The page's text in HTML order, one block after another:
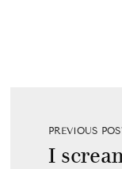
PREVIOUS
I